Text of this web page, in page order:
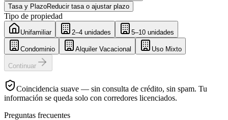
Tasa y PlazoReducir tasa o ajustar plazo
Tipo de propiedad
Unifamiliar 2–4 unidades 5–10 unidades
Condominio Alquiler Vacacional Uso Mixto
Continuar
Coincidencia suave — sin consulta de crédito, sin spam. Tu
información se queda solo con corredores licenciados.
Preguntas frecuentes